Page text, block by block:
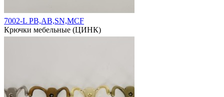
7002-L PB,AB,SN,MCF
Крючки мебельные (ЦИНК)